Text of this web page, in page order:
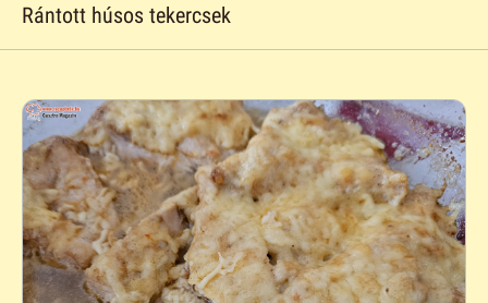
Rántott húsos tekercsek